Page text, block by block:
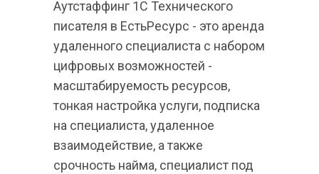
Аутстаффинг 1С Технического
писателя в ЕстьРесурс - это аренда
удаленного специалиста с набором
цифровых возможностей -
масштабируемость ресурсов,
тонкая настройка услуги, подписка
на специалиста, удаленное
взаимодействие, а также
срочность найма, специалист под